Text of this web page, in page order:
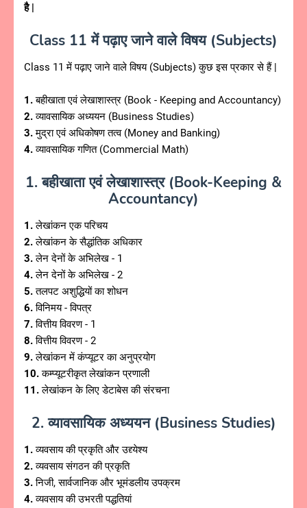
है |
Class 11 में पढ़ाए जाने वाले विषय (Subjects)
Class 11 में पढ़ाए जाने वाले विषय (Subjects) कुछ इस प्रकार से हैं |
1.बहीखाता एवं लेखाशास्त्र (Book - Keeping and Accountancy)
2.व्यावसायिक अध्ययन (Business Studies)
3.मुद्रा एवं अधिकोषण तत्व (Money and Banking)
4.व्यावसायिक गणित (Commercial Math)
1. बहीखाता एवं लेखाशास्त्र (Book-Keeping &
Accountancy)
1.लेखांकन एक परिचय
2.लेखांकन के सैद्धांतिक अधिकार
3.लेन देनों के अभिलेख - 1
4.लेन देनों के अभिलेख - 2
5.तलपट अशुद्धियों का शोधन
6.विनिमय - विपत्र
7.वित्तीय विवरण - 1
8.वित्तीय विवरण - 2
9.लेखांकन में कंप्यूटर का अनुप्रयोग
10.कम्प्यूटरीकृत लेखांकन प्रणाली
11.लेखांकन के लिए डेटाबेस की संरचना
2. व्यावसायिक अध्ययन(Business Studies)
1.व्यवसाय की प्रकृति और उद्द्येश्य
2.व्यवसाय संगठन की प्रकृति
3.निजी, सार्वजानिक और भूमंडलीय उपक्रम
4.व्यवसाय की उभरती पद्धतियां